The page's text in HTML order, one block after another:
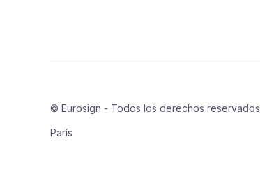
© Eurosign - Todos los derechos
París